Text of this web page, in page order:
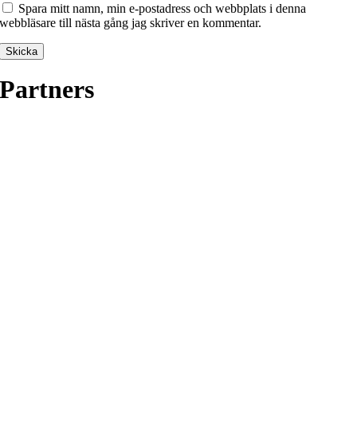
Spara mitt namn, min e-postadress och webbplats i denna
webbläsare till nästa gång jag skriver en kommentar.
Partners